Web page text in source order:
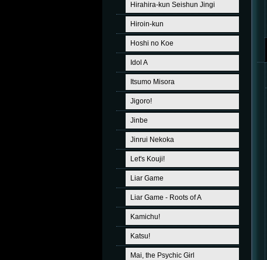
Hirahira-kun Seishun Jingi
Hiroin-kun
Hoshi no Koe
Idol A
Itsumo Misora
Jigoro!
Jinbe
Jinrui Nekoka
Let's Kouji!
Liar Game
Liar Game - Roots of A
Kamichu!
Katsu!
Mai, the Psychic Girl